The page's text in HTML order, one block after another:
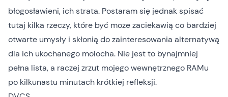
błogosławieni, ich strata. Postaram się jednak spisać
tutaj kilka rzeczy, które być może zaciekawią co bardziej
otwarte umysły i skłonią do zainteresowania alternatywą
dla ich ukochanego molocha. Nie jest to bynajmniej
pełna lista, a raczej zrzut mojego wewnętrznego RAMu
po kilkunastu minutach krótkiej refleksji.